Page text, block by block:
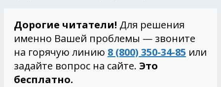
Дорогие читатели! Для решения
именно Вашей проблемы — звоните
на горячую линию 8 (800) 350-34-85 или
задайте вопрос на сайте. Это
бесплатно.